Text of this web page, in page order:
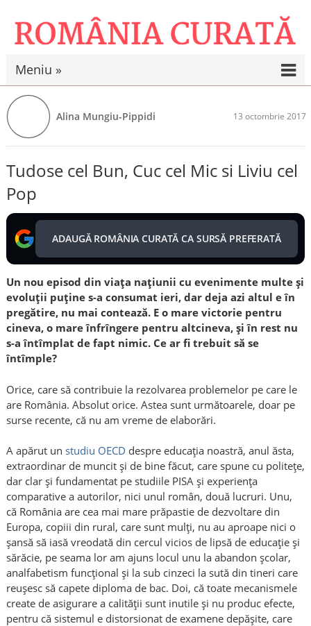
Meniu »
Alina Mungiu-Pippidi 13 octombrie 2017
Tudose cel Bun, Cuc cel Mic si Liviu cel
Pop
ADAUGĂ ROMÂNIA CURATĂ CA SURSĂ PREFERATĂ
Un nou episod din viața națiunii cu evenimente multe și
evoluții puține s-a consumat ieri, dar deja azi altul e în
pregătire, nu mai contează. E o mare victorie pentru
cineva, o mare înfrîngere pentru altcineva, și în rest nu
s-a întîmplat de fapt nimic. Ce ar fi trebuit să se
întîmple?
Orice, care să contribuie la rezolvarea problemelor pe care le
are România. Absolut orice. Astea sunt următoarele, doar pe
surse recente, că nu am vreme de elaborări.
A apărut un studiu OECD despre educația noastră, anul ăsta,
extraordinar de muncit și de bine făcut, care spune cu politețe,
dar clar și fundamentat pe studiile PISA și experiența
comparative a autorilor, nici unul român, două lucruri. Unu,
că România are cea mai mare prăpastie de dezvoltare din
Europa, copiii din rural, care sunt mulți, nu au aproape nici o
șansă să iasă vreodată din cercul vicios de lipsă de educație și
sărăcie, pe seama lor am ajuns locul unu la abandon școlar,
analfabetism funcțional și la sub cinzeci la sută din tineri care
reușesc să capete diploma de bac. Doi, că toate mecanismele
create de asigurare a calității sunt inutile și nu produc efecte,
pentru că sistemul e distorsionat de examene depășite, care